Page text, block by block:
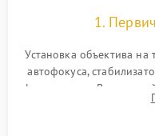
1.
Установка объектива
автофокуса,
фокусировки.
грибка, пыли и